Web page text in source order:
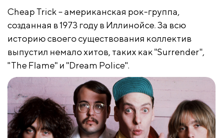
Cheap Trick – американская рок-группа,
созданная в 1973 году в Иллинойсе. За всю
историю своего существования коллектив
выпустил немало хитов, таких как "Surrender",
"The Flame" и "Dream Police".